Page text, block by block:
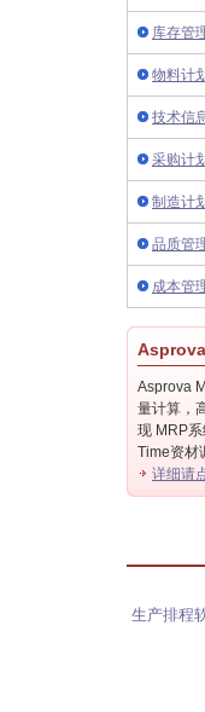
库存管
物料计划
技术信
采购计
制造计
品质管
成本管
Asprova
量计算，
现 MRP
Time资材
详细请
生产排程